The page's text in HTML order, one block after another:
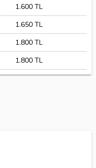
1.600 TL
1.650 TL
1.800 TL
1.800 TL